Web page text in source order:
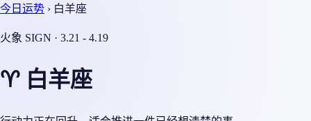
今日运势 › 白羊座
火象 SIGN · 3.21 - 4.19
♈ 白羊座